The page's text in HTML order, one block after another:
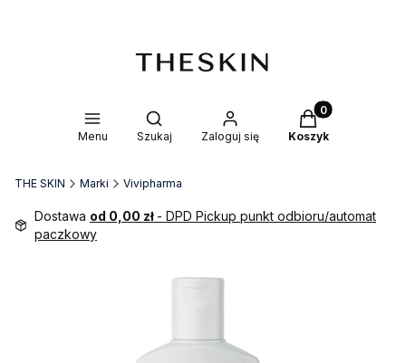
Menu
Otwórz wyszukiwarkę
Szukaj Zaloguj się
Produkty w
Koszyk
THE SKIN Marki Vivipharma
Dostawa od 0,00 zł - DPD Pickup punkt odbioru/automat
paczkowy